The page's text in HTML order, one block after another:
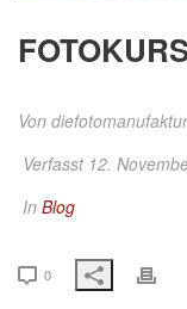
Von
Verfasst 12.
In Blog
0